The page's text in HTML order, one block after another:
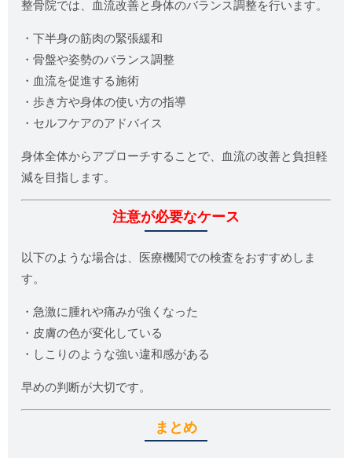
整骨院では、血流改善と身体のバランス調整を行います。
・下半身の筋肉の緊張緩和
・骨盤や姿勢のバランス調整
・血流を促進する施術
・歩き方や身体の使い方の指導
・セルフケアのアドバイス
身体全体からアプローチすることで、血流の改善と負担軽
減を目指します。
注意が必要なケース
以下のような場合は、医療機関での検査をおすすめしま
す。
・急激に腫れや痛みが強くなった
・皮膚の色が変化している
・しこりのような強い違和感がある
早めの判断が大切です。
まとめ